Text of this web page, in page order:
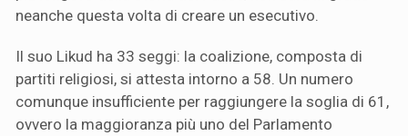
neanche questa volta di creare un esecutivo.
Il suo Likud ha 33 seggi: la coalizione, composta di
partiti religiosi, si attesta intorno a 58. Un numero
comunque insufficiente per raggiungere la soglia di 61,
ovvero la maggioranza più uno del Parlamento